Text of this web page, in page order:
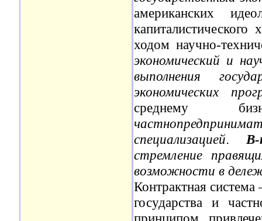
американских
ходом научно-
экономический и
выполнения
экономических
среднему
специализацией.
стремление
возможности в
Контрактная
государства и
принципом